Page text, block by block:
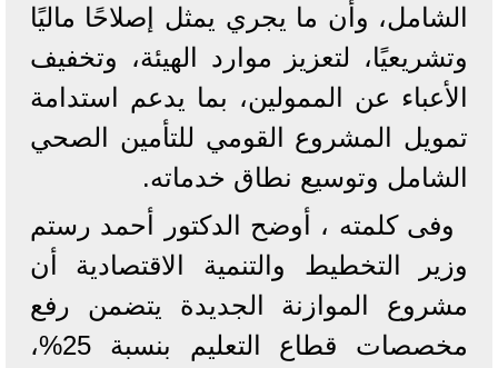
الشامل، وأن ما يجري يمثل إصلاحًا ماليًا
وتشريعيًا، لتعزيز موارد الهيئة، وتخفيف
الأعباء عن الممولين، بما يدعم استدامة
تمويل المشروع القومي للتأمين الصحي
الشامل وتوسيع نطاق خدماته.
وفى كلمته ، أوضح الدكتور أحمد رستم
وزير التخطيط والتنمية الاقتصادية أن
مشروع الموازنة الجديدة يتضمن رفع
مخصصات قطاع التعليم بنسبة 25%،